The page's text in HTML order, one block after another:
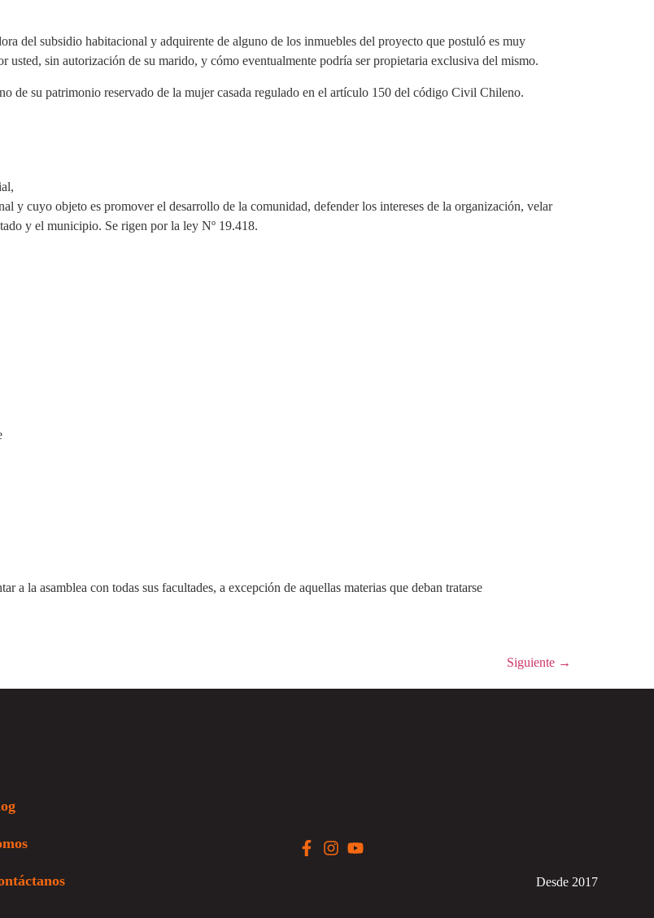
del subsidio habitacional y adquirente de alguno de los inmuebles del proyecto que postuló es muy
usted, sin autorización de su marido, y cómo eventualmente podría ser propietaria exclusiva del mismo.
de su patrimonio reservado de la mujer casada regulado en el artículo 150 del código Civil Chileno.
y cuyo objeto es promover el desarrollo de la comunidad, defender los intereses de la organización, velar
y el municipio. Se rigen por la ley Nº 19.418.
a la asamblea con todas sus facultades, a excepción de aquellas materias que deban tratarse
Siguiente →
Desde 2017